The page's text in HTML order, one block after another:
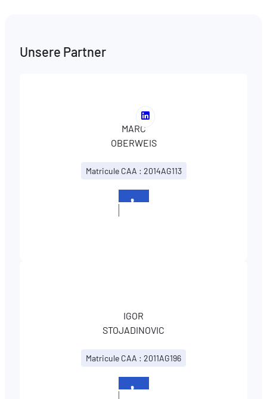
Unsere Partner
Voir
le
profil
de
MARC
OBERWEIS
MARC
OBERWEIS
Matricule CAA : 2014AG113
IGOR
STOJADINOVIC
Matricule CAA : 2011AG196